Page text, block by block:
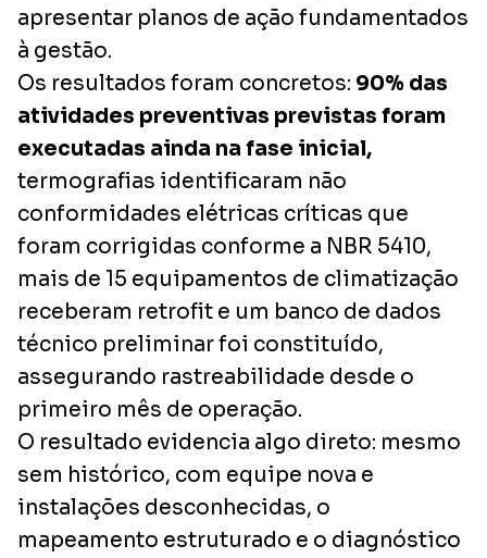
apresentar planos de ação fundamentados
à gestão.
Os resultados foram concretos: 90% das
atividades preventivas previstas foram
executadas ainda na fase inicial,
termografias identificaram não
conformidades elétricas críticas que
foram corrigidas conforme a NBR 5410,
mais de 15 equipamentos de climatização
receberam retrofit e um banco de dados
técnico preliminar foi constituído,
assegurando rastreabilidade desde o
primeiro mês de operação.
O resultado evidencia algo direto: mesmo
sem histórico, com equipe nova e
instalações desconhecidas, o
mapeamento estruturado e o diagnóstico